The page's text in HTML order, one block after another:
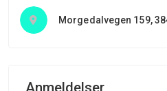
Morgedalvegen 159,
Anmeldelser